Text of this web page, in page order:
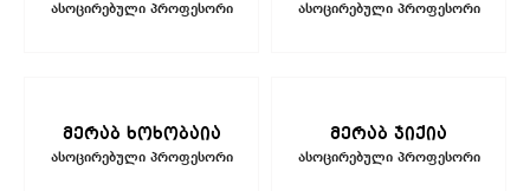
ასოცირებული პროფესორი ასოცირებული პროფესორი
მერაბ ხოხობაია
ასოცირებული პროფესორი
მერაბ ჯიქია
ასოცირებული პროფესორი